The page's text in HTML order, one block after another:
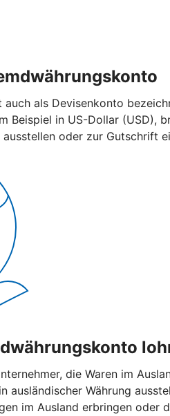
als Devisenkonto
Beispiel in US-Dollar (USD),
oder zur Gutschrift
die Waren im
ausländischer Währung
im Ausland erbringen oder